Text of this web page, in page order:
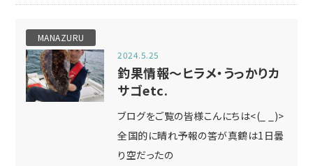
MANAZURU
2024.5.25
釣果情報～ヒラメ・うっかりカ
サゴetc.
ブログをご覧の皆様こんにちは<(_ _)>
全国的に晴れ予報の筈が真鶴は1日曇
り空だったの